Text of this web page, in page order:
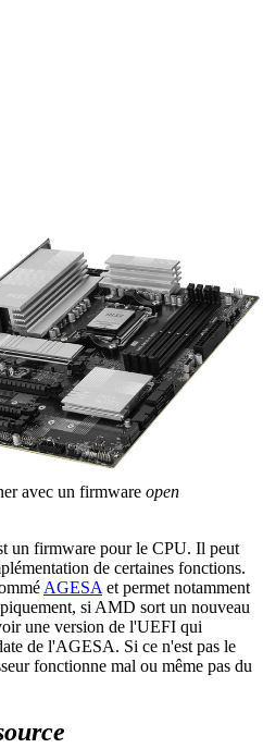
avec un firmware open
un firmware pour le CPU. Il peut
de certaines fonctions.
AGESA et permet notamment
si AMD sort un nouveau
une version de l'UEFI qui
de l'AGESA. Si ce n'est pas le
fonctionne mal ou même pas du